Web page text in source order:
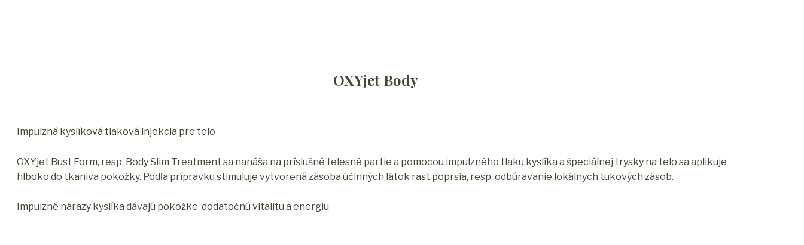
OXYjet Body
Impulzná kyslíková tlaková injekcia pre telo
OXYjet Bust Form, resp. Body Slim Treatment sa nanáša na príslušné telesné partie a pomocou impulzného tlaku kyslíka a špeciálnej trysky na telo sa aplikuje
hlboko do tkaniva pokožky. Podľa prípravku stimuluje vytvorená zásoba účinných látok rast poprsia, resp. odbúravanie lokálnych tukových zásob.
Impulzné nárazy kyslíka dávajú pokožke dodatočnú vitalitu a energiu